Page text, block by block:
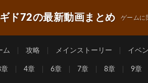
ド72の最新動画まとめ ゲームに
ム 攻略 メインストーリー イベ
4章 6章 7章 8章 9章